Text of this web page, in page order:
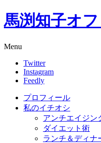
馬渕知子オ
Menu
Twitter
Instagram
Feedly
プロフィール
私のイチオシ
アンチエイジン
ダイエット術
ランチ＆ディナ